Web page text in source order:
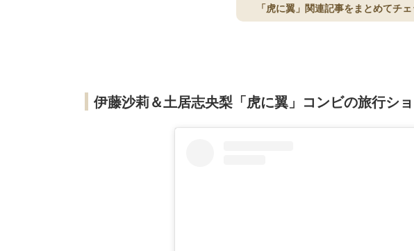
「虎に翼」関連記事をまとめてチェ
伊藤沙莉＆土居志央梨「虎に翼」コンビの旅行シ